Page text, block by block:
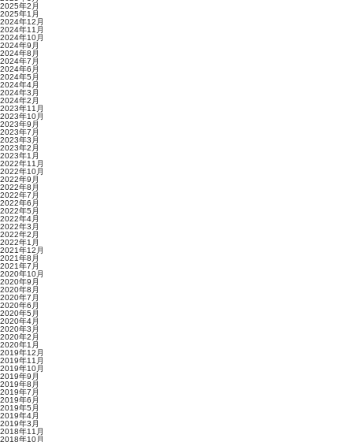
2025年2月
2025年1月
2024年12月
2024年11月
2024年10月
2024年9月
2024年8月
2024年7月
2024年6月
2024年5月
2024年4月
2024年3月
2024年2月
2023年11月
2023年10月
2023年9月
2023年7月
2023年3月
2023年2月
2023年1月
2022年11月
2022年10月
2022年9月
2022年8月
2022年7月
2022年6月
2022年5月
2022年4月
2022年3月
2022年2月
2022年1月
2021年12月
2021年8月
2021年7月
2020年10月
2020年9月
2020年8月
2020年7月
2020年6月
2020年5月
2020年4月
2020年3月
2020年2月
2020年1月
2019年12月
2019年11月
2019年10月
2019年9月
2019年8月
2019年7月
2019年6月
2019年5月
2019年4月
2019年3月
2018年11月
2018年10月